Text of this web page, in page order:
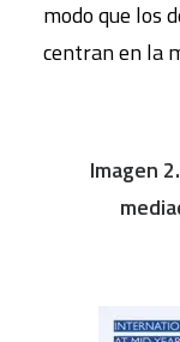
modo que los
centran en la
Imagen